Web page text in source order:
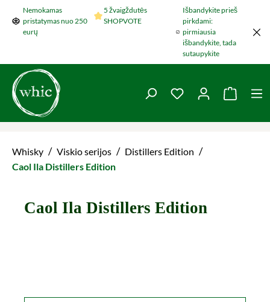
Šokti į pagrindinį turinį
Nemokamas
pristatymas nuo 250
eurų
5 žvaigždutės
SHOPVOTE
Išbandykite prieš
pirkdami:
pirmiausia
išbandykite, tada
sutaupykite
You have 0 wishlist
Whisky / Viskio serijos / Distillers Edition /
Caol Ila Distillers Edition
Caol Ila Distillers Edition